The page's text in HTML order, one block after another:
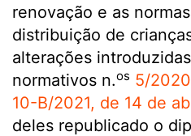
renovação e as
distribuição de
alterações
normativos n.os 5/
10-B/2021, de 14 de
deles republicado o